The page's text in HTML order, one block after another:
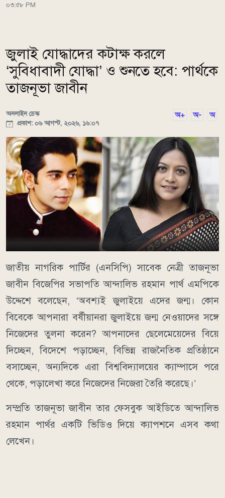
০৩:৫৮ PM
জুলাই যোদ্ধাদের কটাক্ষ করলে
‘সুবিধাবাদী যোদ্ধা’ ও শুনতে হবে: পার্থকে
তাজনূভা জাবীন
অনলাইন ডেস্ক
প্রকাশ: ০৬ আগস্ট, ২০২৬, ১৬:০৭
অ+ অ- অ
জাতীয় নাগরিক পার্টির (এনসিপি) সাবেক নেত্রী তাজনূভা
জাবীন বিজেপির সভাপতি আন্দালিভ রহমান পার্থ এমপিকে
উদ্দেশে বলেছেন, ‘অবশ্যই জুলাইয়ে এদের জন্ম। কোন
বিবেকে আপনারা বর্ষীয়ানরা জুলাইয়ে জন্ম নেওয়াদের সঙ্গে
নিজেদের তুলনা করেন? আপনাদের ছেলেমেয়েদের বিয়ে
দিচ্ছেন, বিদেশে পড়াচ্ছেন, বিভিন্ন রাজনৈতিক প্রতিষ্ঠানে
বসাচ্ছেন, অন্যদিকে এরা বিশ্ববিদ্যালয়ের ক্যাম্পাসে পরে
থেকে, পড়ালেখা করে নিজেদের নিজেরা তৈরি করেছে।’
সম্প্রতি তাজনূভা জাবীন তার ফেসবুক আইডিতে আন্দালিভ
রহমান পার্থর একটি ভিডিও দিয়ে ক্যাপশনে এসব কথা
লেখেন।